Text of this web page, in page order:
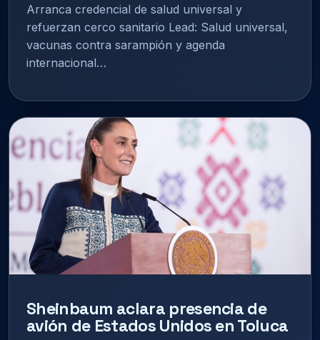
Arranca credencial de salud universal y
refuerzan cerco sanitario Lead: Salud universal,
vacunas contra sarampión y agenda
internacional…
Sheinbaum aclara presencia de
avión de Estados Unidos en Toluca